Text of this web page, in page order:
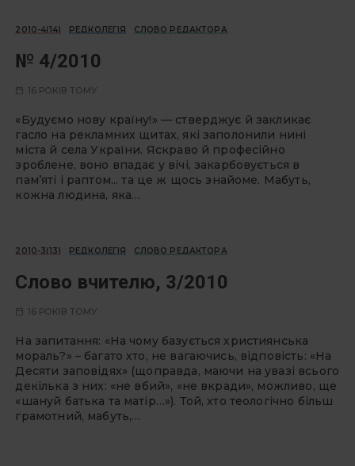
2010-4(14) РЕДКОЛЕГІЯ СЛОВО РЕДАКТОРА
№ 4/2010
16 РОКІВ ТОМУ
«Будуємо нову країну!» — стверджує й закликає
гасло на рекламних щитах, які заполонили нині
міста й села України. Яскраво й професійно
зроблене, воно впадає у вічі, закар­бовується в
пам’яті і раптом... та це ж щось знайоме. Мабуть,
кожна людина, яка…
2010-3(13) РЕДКОЛЕГІЯ СЛОВО РЕДАКТОРА
Cлово вчителю, 3/2010
16 РОКІВ ТОМУ
На запитання: «На чому базується християнська
мораль?» – багато хто, не вагаючись, відповість: «На
Десяти заповідях» (щоправда, маючи на увазі всього
декілька з них: «не вбий», «не вкради», можливо, ще
«шануй батька та матір…»). Той, хто теологічно більш
грамотний, мабуть,…